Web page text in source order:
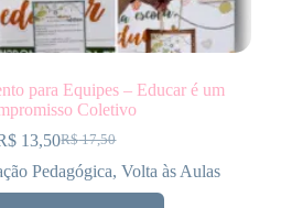
para Equipes – Educar é um
Coletivo
R$17,50
13,50
Pedagógica,Volta às Aulas